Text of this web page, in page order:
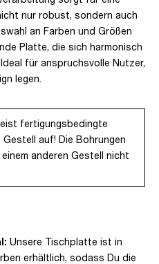
nur robust, sondern auch
an Farben und Größen
Platte, die sich harmonisch
für anspruchsvolle Nutzer,
legen.
fertigungsbedingte
auf! Die Bohrungen
anderen Gestell nicht
Unsere Tischplatte ist in
erhältlich, sodass Du die